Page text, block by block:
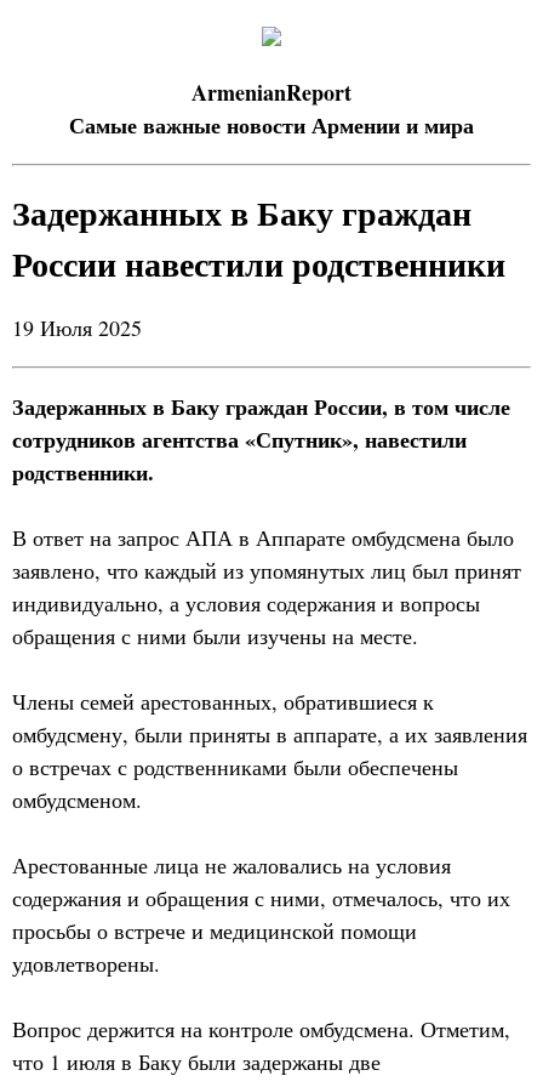
ArmenianReport
Самые важные новости Армении и мира
Задержанных в Баку граждан
России навестили родственники
19 Июля 2025
Задержанных в Баку граждан России, в том числе
сотрудников агентства «Спутник», навестили
родственники.
В ответ на запрос АПА в Аппарате омбудсмена было
заявлено, что каждый из упомянутых лиц был принят
индивидуально, а условия содержания и вопросы
обращения с ними были изучены на месте.
Члены семей арестованных, обратившиеся к
омбудсмену, были приняты в аппарате, а их заявления
о встречах с родственниками были обеспечены
омбудсменом.
Арестованные лица не жаловались на условия
содержания и обращения с ними, отмечалось, что их
просьбы о встрече и медицинской помощи
удовлетворены.
Вопрос держится на контроле омбудсмена. Отметим,
что 1 июля в Баку были задержаны две